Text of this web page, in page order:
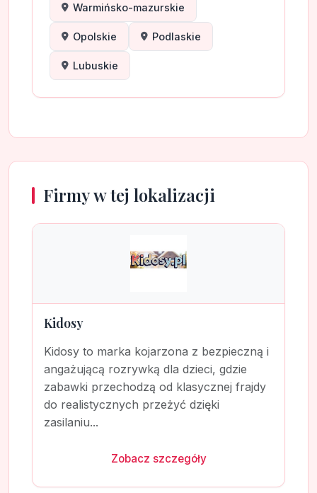
Warmińsko-mazurskie
Opolskie Podlaskie
Lubuskie
Firmy w tej lokalizacji
Kidosy
Kidosy to marka kojarzona z bezpieczną i
angażującą rozrywką dla dzieci, gdzie
zabawki przechodzą od klasycznej frajdy
do realistycznych przeżyć dzięki
zasilaniu...
Zobacz szczegóły